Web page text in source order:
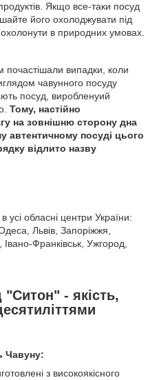
Якщо все-таки посуд
його охолоджувати під
в природних умовах.
випадки, коли
чавунного посуду
посуд, виробленуий
Тому, настійно
на зовнішню сторону дна
автентичному посуді цього
відлито назву
обласні центри України:
Львів, Запоріжжя,
Франківськ, Ужгород,
- якість,
Чавуну:
з високоякісного